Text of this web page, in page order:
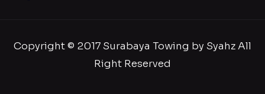
Copyright © 2017 Surabaya Towing by Syahz All
Right Reserved